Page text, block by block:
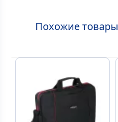
Похожие товары